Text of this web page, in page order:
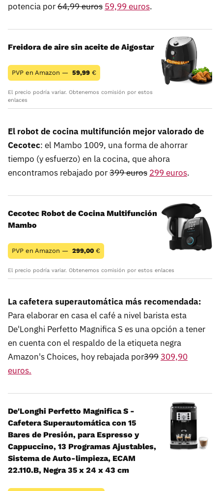
potencia por64,99 euros 59,99 euros.
Freidora de aire sin aceite de Aigostar
PVP en Amazon — 59,99 €
El precio podría variar. Obtenemos comisión por estos
enlaces
El robot de cocina multifunción mejor valorado de
Cecotec: el Mambo 1009, una forma de ahorrar
tiempo (y esfuerzo) en la cocina, que ahora
encontramos rebajado por399 euros 299 euros.
Cecotec Robot de Cocina Multifunción
Mambo
PVP en Amazon — 299,00 €
El precio podría variar. Obtenemos comisión por estos enlaces
La cafetera superautomática más recomendada:
Para elaborar en casa el café a nivel barista esta
De'Longhi Perfetto Magnifica S es una opción a tener
en cuenta con el respaldo de la etiqueta negra
Amazon's Choices, hoy rebajada por399 309,90
euros.
De'Longhi Perfetto Magnifica S -
Cafetera Superautomática con 15
Bares de Presión, para Espresso y
Cappuccino, 13 Programas Ajustables,
Sistema de Auto-limpieza, ECAM
22.110.B, Negra 35 x 24 x 43 cm